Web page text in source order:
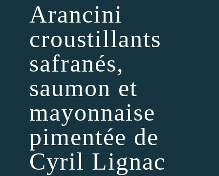
Arancini
croustillants
safranés,
saumon et
mayonnaise
pimentée de
Cyril Lignac